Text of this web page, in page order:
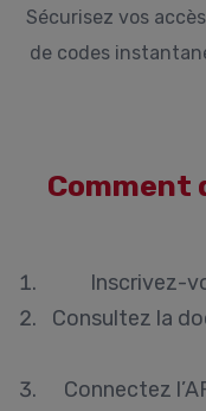
Sécurisez vos
de codes
Comment
Inscrivez-
Consultez la
Connectez